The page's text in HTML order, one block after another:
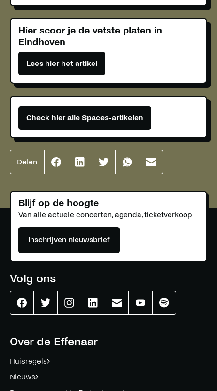
Hier scoor je de vetste platen in
Eindhoven
Lees hier het artikel
Check hier alle Spaces-artikelen
Delen
Effenaar
op
Effenaar
op
Effenaar
op
Effenaar
op
Effenaar
op
Over de Effenaar
Huisregels
Nieuws
Blijf op de hoogte
Van alle actuele concerten, agenda, ticketverkoop
Inschrijven nieuwsbrief
Volg ons
EffenaarEffenaarEffenaarEffenaarEffenaarEffenaarEffenaar